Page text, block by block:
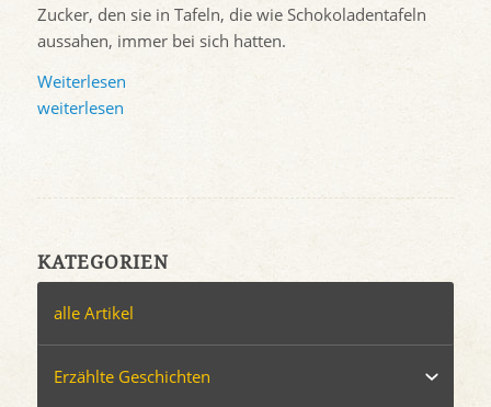
Zucker, den sie in Tafeln, die wie Schokoladentafeln
aussahen, immer bei sich hatten.
Weiterlesen
weiterlesen
KATEGORIEN
alle Artikel
Erzählte Geschichten